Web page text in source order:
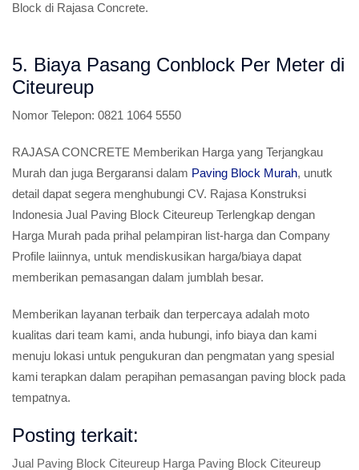
Block di Rajasa Concrete.
5. Biaya Pasang Conblock Per Meter di
Citeureup
Nomor Telepon: 0821 1064 5550
RAJASA CONCRETE Memberikan Harga yang Terjangkau
Murah dan juga Bergaransi dalam Paving Block Murah, unutk
detail dapat segera menghubungi CV. Rajasa Konstruksi
Indonesia Jual Paving Block Citeureup Terlengkap dengan
Harga Murah pada prihal pelampiran list-harga dan Company
Profile laiinnya, untuk mendiskusikan harga/biaya dapat
memberikan pemasangan dalam jumblah besar.
Memberikan layanan terbaik dan terpercaya adalah moto
kualitas dari team kami, anda hubungi, info biaya dan kami
menuju lokasi untuk pengukuran dan pengmatan yang spesial
kami terapkan dalam perapihan pemasangan paving block pada
tempatnya.
Posting terkait:
Jual Paving Block Citeureup Harga Paving Block Citeureup